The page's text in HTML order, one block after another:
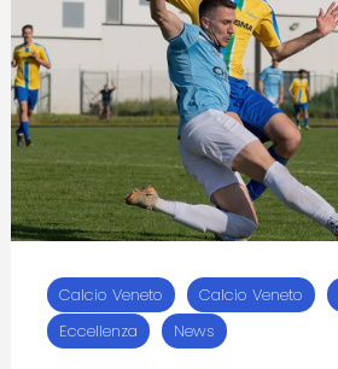
Calcio Veneto Calcio Veneto
Eccellenza
News